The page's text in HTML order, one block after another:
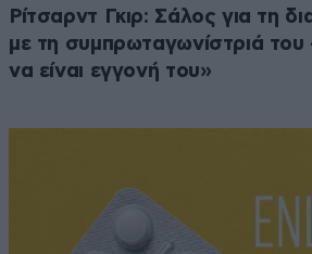
Ρίτσαρντ Γκιρ: Σάλος για τη
με τη συμπρωταγωνίστριά
να είναι εγγονή του»